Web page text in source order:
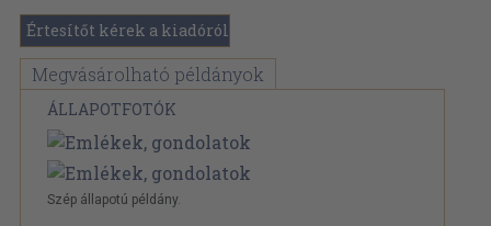
Értesítőt kérek a kiadóról
Megvásárolható példányok
ÁLLAPOTFOTÓK
Szép állapotú példány.